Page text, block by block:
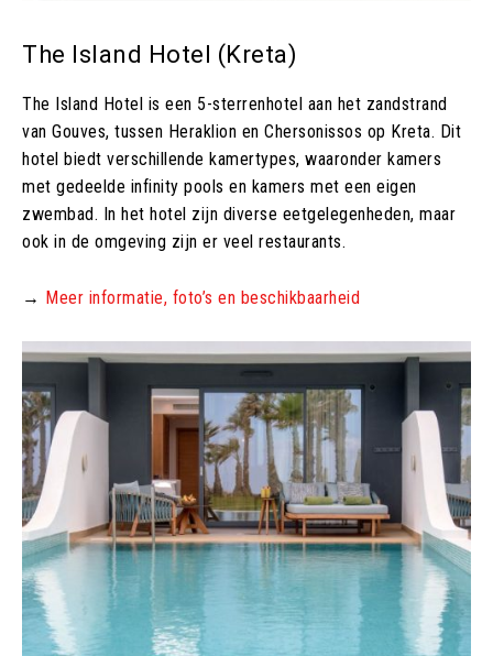
The Island Hotel (Kreta)
The Island Hotel is een 5-sterrenhotel aan het zandstrand
van Gouves, tussen Heraklion en Chersonissos op Kreta. Dit
hotel biedt verschillende kamertypes, waaronder kamers
met gedeelde infinity pools en kamers met een eigen
zwembad. In het hotel zijn diverse eetgelegenheden, maar
ook in de omgeving zijn er veel restaurants.
→ Meer informatie, foto’s en beschikbaarheid